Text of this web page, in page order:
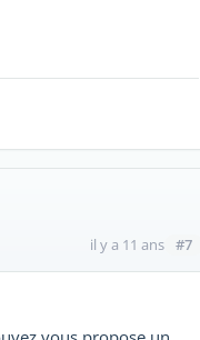
il y a 11 ans #7